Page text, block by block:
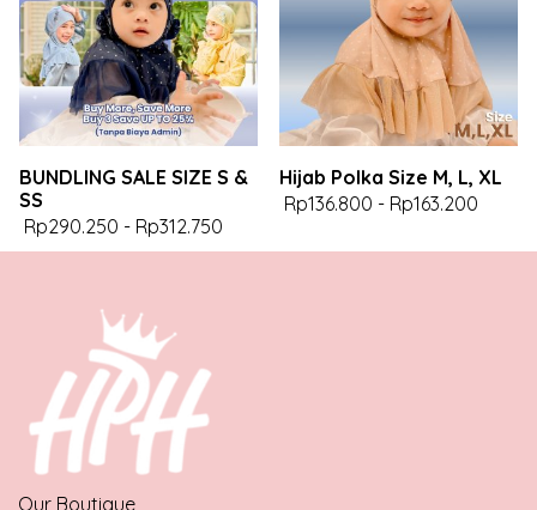
BUNDLING SALE SIZE S &
SS
Rp290.250 - Rp312.750
Hijab Polka Size M, L, XL
Rp136.800 - Rp163.200
Our Boutique